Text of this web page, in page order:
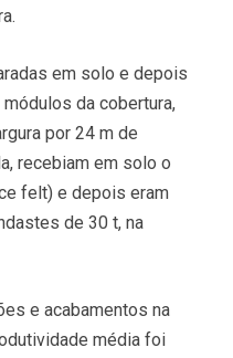
em solo e depois
da cobertura,
por 24 m de
recebiam em solo o
felt) e depois eram
de 30 t, na
e acabamentos na
média foi